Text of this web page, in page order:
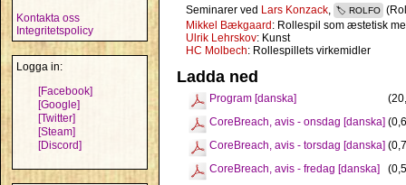
Kontakta oss
Integritetspolicy
Logga in:
[Facebook]
[Google]
[Twitter]
[Steam]
[Discord]
Seminarer ved Lars Konzack, ROLFO
Mikkel Bækgaard : Rollespil som æstetisk
Ulrik Lehrskov: Kunst
HC Molbech: Rollespillets virkemidler
Ladda ned
Program [danska]
CoreBreach, avis - onsdag [danska]
CoreBreach, avis - torsdag [danska]
CoreBreach, avis - fredag [danska]